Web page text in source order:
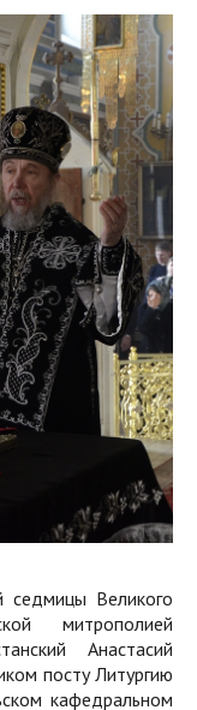
Великого
митрополией
Анастасий
посту Литургию
кафедральном